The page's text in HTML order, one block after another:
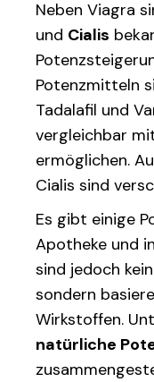
Neben Viagra
und Cialis
Potenzmitteln
Tadalafil und
vergleichbar
ermöglichen.
Cialis sind
Es gibt einige
Apotheke und
sind jedoch
sondern
Wirkstoffen.
natürliche